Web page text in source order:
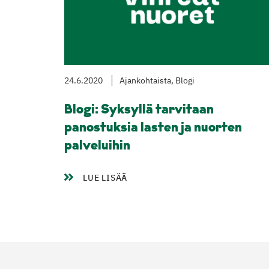
24.6.2020 Ajankohtaista, Blogi
Blogi: Syksyllä tarvitaan
panostuksia lasten ja nuorten
palveluihin
LUE LISÄÄ